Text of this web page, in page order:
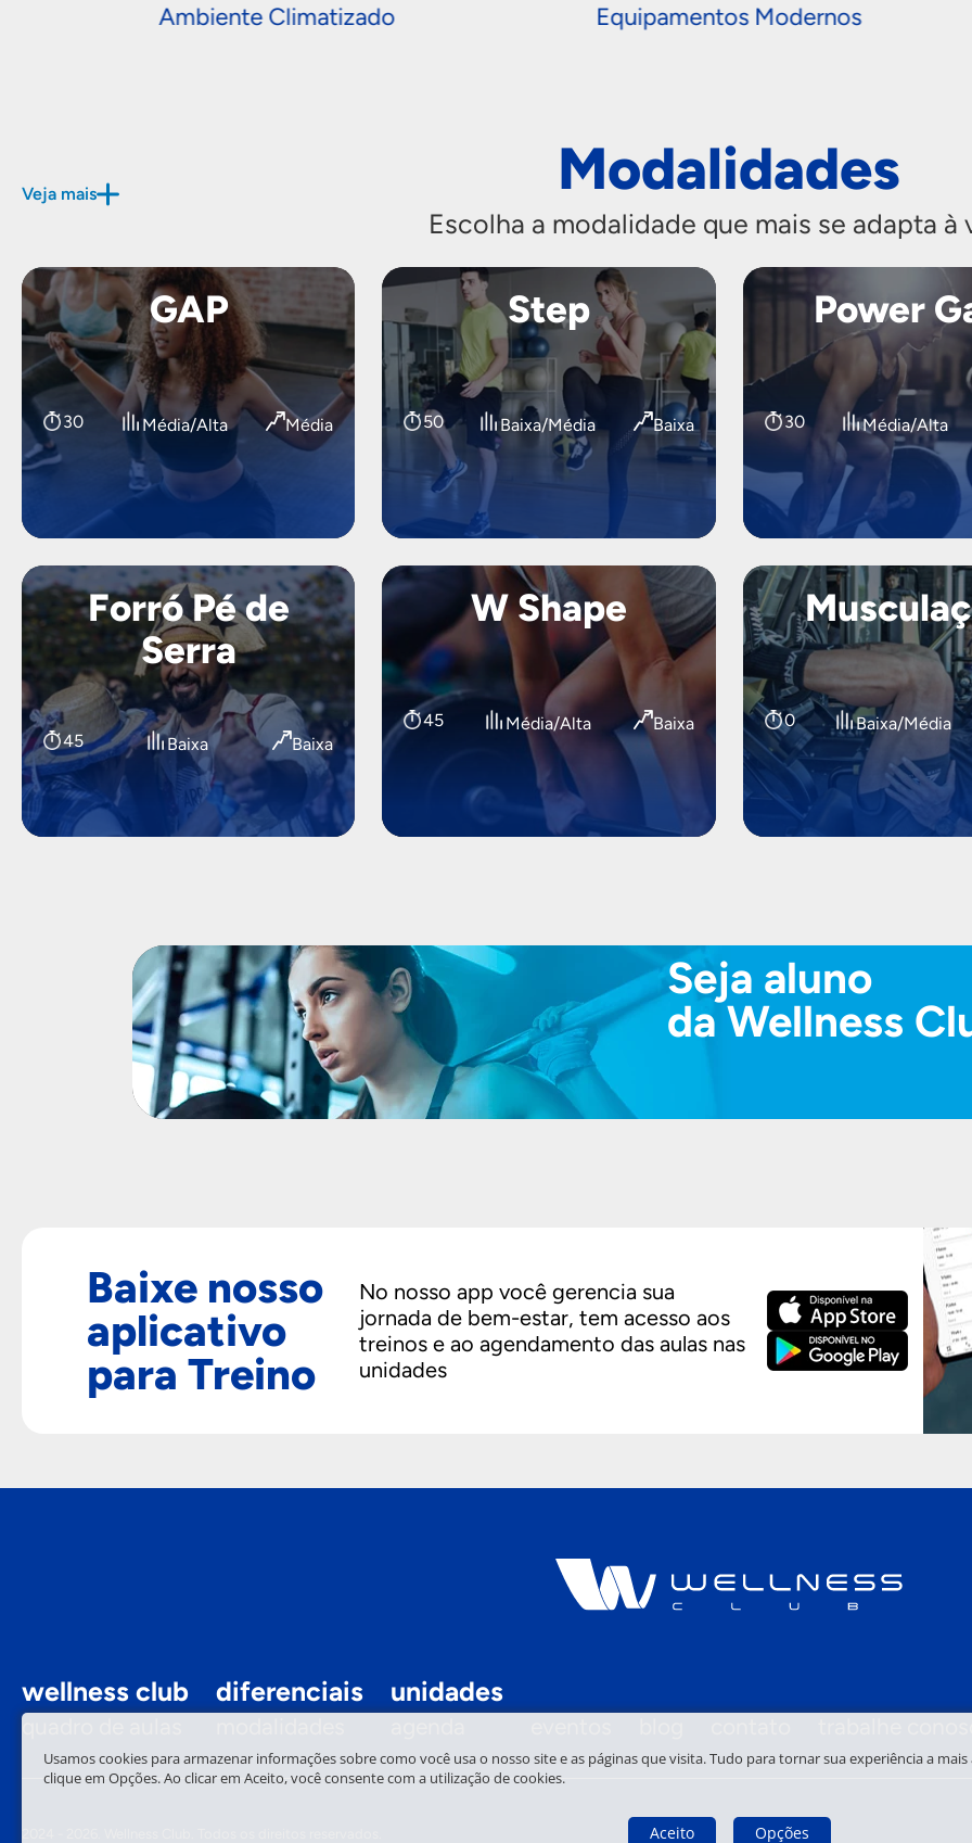
Ambiente Climatizado Equipamentos Modernos
Veja mais Modalidades
Escolha a modalidade que mais se adapta à
GAP
30 Média/Alta Média
Step
50 Baixa/Média Baixa
Power
30 Média/Alta
Forró Pé de
Serra
45 Baixa Baixa
W Shape
45 Média/Alta Baixa 0 Baixa/Média
Seja aluno
da Wellness
Baixe nosso
aplicativo
para Treino
No nosso app você gerencia sua
jornada de bem-estar, tem acesso aos
treinos e ao agendamento das aulas nas
unidades
wellness club diferenciais unidades
quadro de aulas
Usamos cookies para armazenar informações sobre como você usa o nosso site e as páginas que visita. Tudo para tornar sua experiência a
clique em Opções. Ao clicar em Aceito, você consente com a utilização de cookies.
Aceito Opções